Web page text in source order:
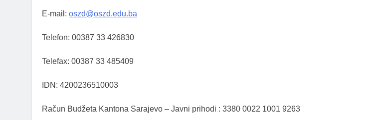
E-mail: oszd@oszd.edu.ba
Telefon: 00387 33 426830
Telefax: 00387 33 485409
IDN: 4200236510003
Račun Budžeta Kantona Sarajevo – Javni prihodi : 3380 0022 1001 9263